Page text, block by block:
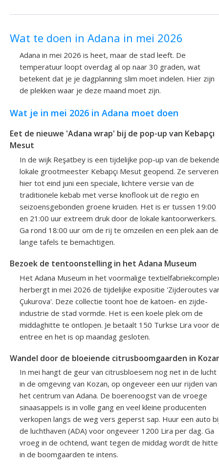
Wat te doen in Adana in mei 2026
Adana in mei 2026 is heet, maar de stad leeft. De
temperatuur loopt overdag al op naar 30 graden, wat
betekent dat je je dagplanning slim moet indelen. Hier zijn
de plekken waar je deze maand moet zijn.
Wat je in mei 2026 in Adana moet doen
Eet de nieuwe 'Adana wrap' bij de pop-up van Kebapçı
Mesut
In de wijk Reşatbey is een tijdelijke pop-up van de bekende
lokale grootmeester Kebapçı Mesut geopend. Ze serveren
hier tot eind juni een speciale, lichtere versie van de
traditionele kebab met verse knoflook uit de regio en
seizoensgebonden groene kruiden. Het is er tussen 19:00
en 21:00 uur extreem druk door de lokale kantoorwerkers.
Ga rond 18:00 uur om de rij te omzeilen en een plek aan de
lange tafels te bemachtigen.
Bezoek de tentoonstelling in het Adana Museum
Het Adana Museum in het voormalige
herbergt in mei 2026 de tijdelijke expositie 'Zijderoutes
Çukurova'. Deze collectie toont hoe de katoen- en zijde-
industrie de stad vormde. Het is een koele plek om de
middaghitte te ontlopen. Je betaalt 150 Turkse Lira voor
entree en het is op maandag gesloten.
Wandel door de bloeiende citrusboomgaarden in
In mei hangt de geur van citrusbloesem nog net in de lucht
in de omgeving van Kozan, op ongeveer een uur rijden van
het centrum van Adana. De boerenoogst van de vroege
sinaasappels is in volle gang en veel kleine producenten
verkopen langs de weg vers geperst sap. Huur een auto
de luchthaven (ADA) voor ongeveer 1200 Lira per dag. Ga
vroeg in de ochtend, want tegen de middag wordt de hitte
in de boomgaarden te intens.